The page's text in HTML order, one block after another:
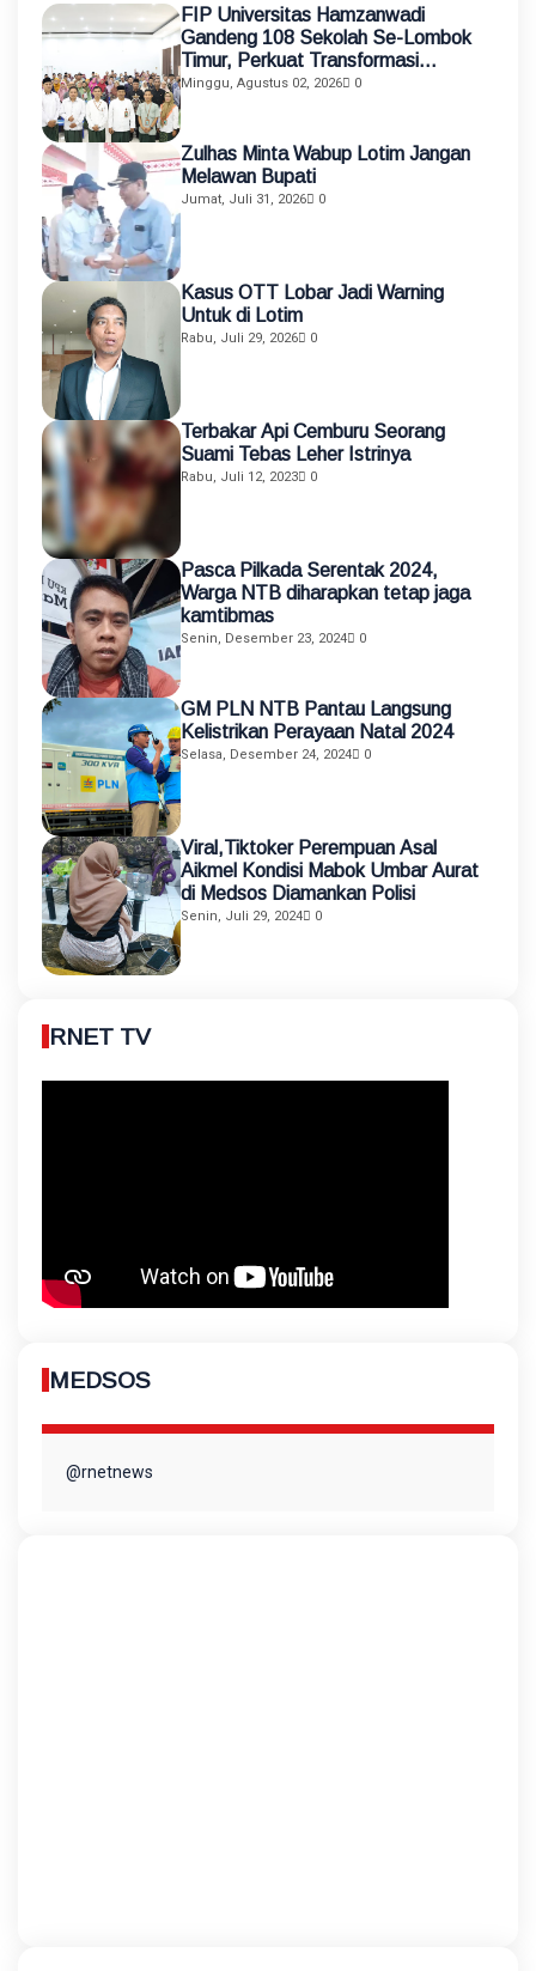
FIP Universitas Hamzanwadi
Gandeng 108 Sekolah Se-Lombok
Timur, Perkuat Transformasi
Pendidikan melalui Asistensi
Minggu, Agustus 02, 2026 0
Zulhas Minta Wabup Lotim Jangan
Melawan Bupati
Jumat, Juli 31, 2026 0
Kasus OTT Lobar Jadi Warning
Untuk di Lotim
Rabu, Juli 29, 2026 0
Terbakar Api Cemburu Seorang
Suami Tebas Leher Istrinya
Rabu, Juli 12, 2023 0
Pasca Pilkada Serentak 2024,
Warga NTB diharapkan tetap jaga
kamtibmas
Senin, Desember 23, 2024 0
GM PLN NTB Pantau Langsung
Kelistrikan Perayaan Natal 2024
Selasa, Desember 24, 2024 0
Viral,Tiktoker Perempuan Asal
Aikmel Kondisi Mabok Umbar Aurat
di Medsos Diamankan Polisi
Senin, Juli 29, 2024 0
RNET TV
MEDSOS
@rnetnews